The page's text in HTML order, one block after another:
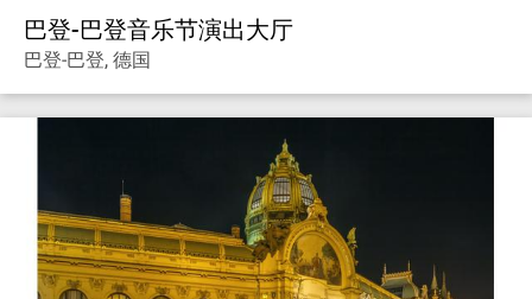
巴登-巴登音乐节演出大厅
巴登-巴登, 德国